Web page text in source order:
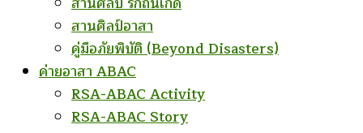
สานศิลป์อาสา
คู่มือภัยพิบัติ (Beyond Disasters)
ค่ายอาสา ABAC
RSA-ABAC Activity
RSA-ABAC Story